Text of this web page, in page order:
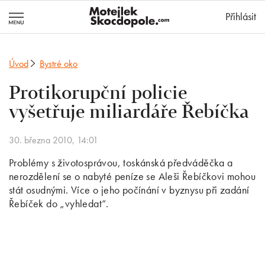
Přihlásit
Úvod Bystré oko
Protikorupční policie
vyšetřuje miliardáře Řebíčka
30. března 2010, 14:01
Problémy s životosprávou, toskánská předváděčka a
nerozdělení se o nabyté peníze se Aleši Řebíčkovi mohou
stát osudnými. Více o jeho počínání v byznysu při zadání
Řebíček do „vyhledat“.